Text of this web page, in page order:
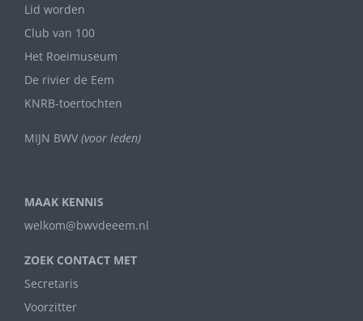
Lid worden
Club van 100
Het Roeimuseum
De rivier de Eem
KNRB-toertochten
MIJN BWV (voor leden)
MAAK KENNIS
welkom@bwvdeeem.nl
ZOEK CONTACT MET
Secretaris
Voorzitter